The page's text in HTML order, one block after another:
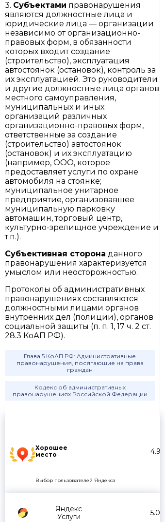
Хорошее
место
4.9
Выбор пользователей Яндекса
Яндекс
Услуги
5.0
3. Субъектами правонарушения
являются должностные лица и
юридические лица — организации
независимо от организационно-
правовых форм, в обязанности
которых входит создание
(строительство), эксплуатация
автостоянок (остановок), контроль за
их эксплуатацией. Это руководители
и другие должностные лица органов
местного самоуправления,
муниципальных и иных
организаций различных
организационно-правовых форм,
ответственные за создание
(строительство) автостоянок
(остановок) и их эксплуатацию
(например, ООО, которое
предоставляет услуги по охране
автомобиля на стоянке;
муниципальное унитарное
предприятие, организовавшее
муниципальную парковку
автомашин, торговый центр,
культурно-зрелищное учреждение и
т.п.).
Субъективная сторона данного
правонарушения характеризуется
умыслом или неосторожностью.
Протоколы об административных
правонарушениях составляются
должностными лицами органов
внутренних дел (полиции), органов
социальной защиты (п. п. 1, 17 ч. 2 ст.
28.3 КоАП РФ).
Глава 5 КоАП РФ: Административные
правонарушения, посягающие на права
граждан
Кодекс об административных
правонарушениях Российской Федерации